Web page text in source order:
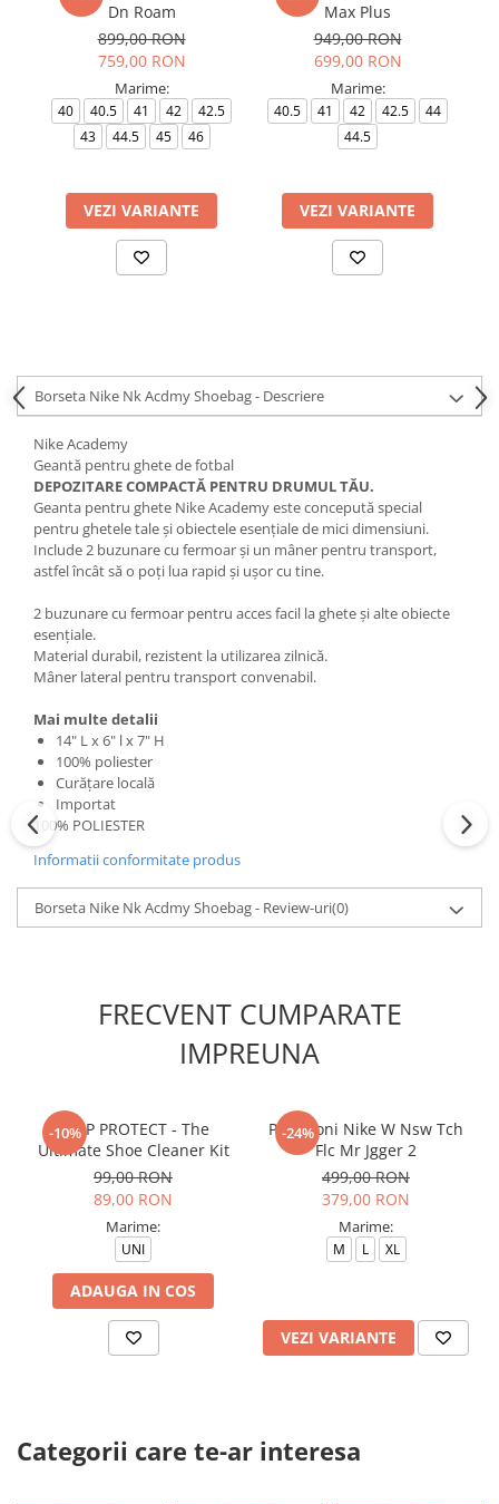
Dn Roam
899,00 RON
759,00 RON
Marime:
40 40.5 41 42
42.5
43
44.5 45 46
VEZI VARIANTE
Max Plus
949,00 RON
699,00 RON
Marime:
40.5 41 42 42.5
44
44.5
VEZI VARIANTE
Borseta Nike Nk Acdmy Shoebag - Descriere
Nike Academy
Geantă pentru ghete de fotbal
DEPOZITARE COMPACTĂ PENTRU DRUMUL TĂU.
Geanta pentru ghete Nike Academy este concepută special
pentru ghetele tale și obiectele esențiale de mici dimensiuni.
Include 2 buzunare cu fermoar și un mâner pentru transport,
astfel încât să o poți lua rapid și ușor cu tine.
2 buzunare cu fermoar pentru acces facil la ghete și alte obiecte
esențiale.
Material durabil, rezistent la utilizarea zilnică.
Mâner lateral pentru transport convenabil.
Mai multe detalii
14" L x 6" l x 7" H
100% poliester
Curățare locală
Importat
100% POLIESTER
Informatii conformitate produs
Borseta Nike Nk Acdmy Shoebag - Review-uri(0)
FRECVENT CUMPARATE
IMPREUNA
-10%
CREP PROTECT - The
Ultimate Shoe Cleaner Kit
99,00 RON
89,00 RON
Marime:
UNI
ADAUGA IN COS
-24%
Pantaloni Nike W Nsw Tch
Flc Mr Jgger 2
499,00 RON
379,00 RON
Marime:
M L XL
VEZI VARIANTE
Categorii care te-ar interesa